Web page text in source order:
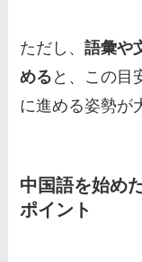
ただし、語彙や
める と、この目
に進める姿勢が
中国語を始め
ポイント